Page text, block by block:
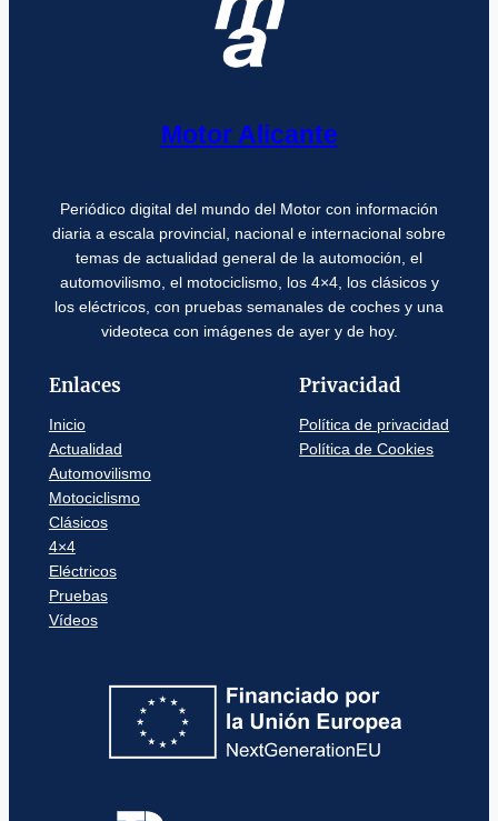
Motor Alicante
Periódico digital del mundo del Motor con información
diaria a escala provincial, nacional e internacional sobre
temas de actualidad general de la automoción, el
automovilismo, el motociclismo, los 4×4, los clásicos y
los eléctricos, con pruebas semanales de coches y una
videoteca con imágenes de ayer y de hoy.
Enlaces
Inicio
Actualidad
Automovilismo
Motociclismo
Clásicos
4×4
Eléctricos
Pruebas
Vídeos
Privacidad
Política de privacidad
Política de Cookies